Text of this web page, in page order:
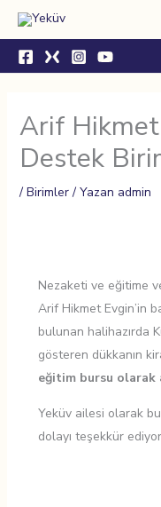
İçeriğe
Arif
Destek
/ Birimler/ Yazan admin
Nezaketi ve eğitime
Arif Hikmet Evgin’in
bulunan halihazırda
gösteren dükkanın
eğitim bursu olarak
Yeküv ailesi olarak
dolayı teşekkür